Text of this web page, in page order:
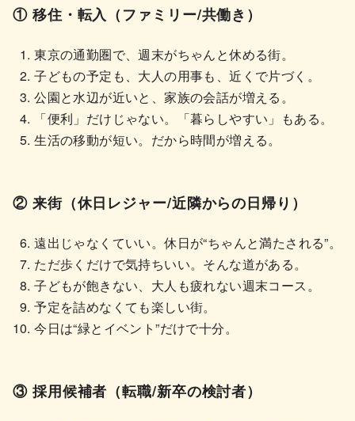
① 移住・転入（ファミリー/共働き）
東京の通勤圏で、週末がちゃんと休める街。
子どもの予定も、大人の用事も、近くで片づく。
公園と水辺が近いと、家族の会話が増える。
「便利」だけじゃない。「暮らしやすい」もある。
生活の移動が短い。だから時間が増える。
② 来街（休日レジャー/近隣からの日帰り）
遠出じゃなくていい。休日が“ちゃんと満たされる”。
ただ歩くだけで気持ちいい。そんな道がある。
子どもが飽きない、大人も疲れない週末コース。
予定を詰めなくても楽しい街。
今日は“緑とイベント”だけで十分。
③ 採用候補者（転職/新卒の検討者）